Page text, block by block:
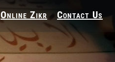
Online Zikr Contact Us